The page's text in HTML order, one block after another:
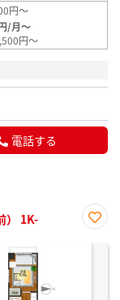
円～
/月～
円～
電話する
） 1K-
に入